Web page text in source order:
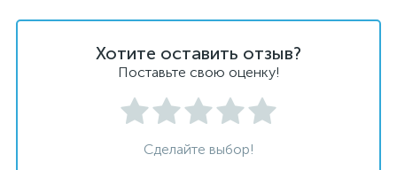
Хотите оставить отзыв?
Поставьте свою оценку!
Сделайте выбор!